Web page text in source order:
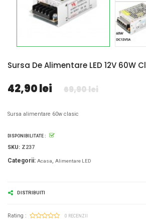
Sursa De Alimentare LED 12V 60W
42,90 lei 69,90 lei
Sursa alimentare 60w clasic
DISPONIBILITATE :
SKU: Z237
Categorii: Acasa Alimentare LED
DISTRIBUITI
Rating : 0 RECENZII